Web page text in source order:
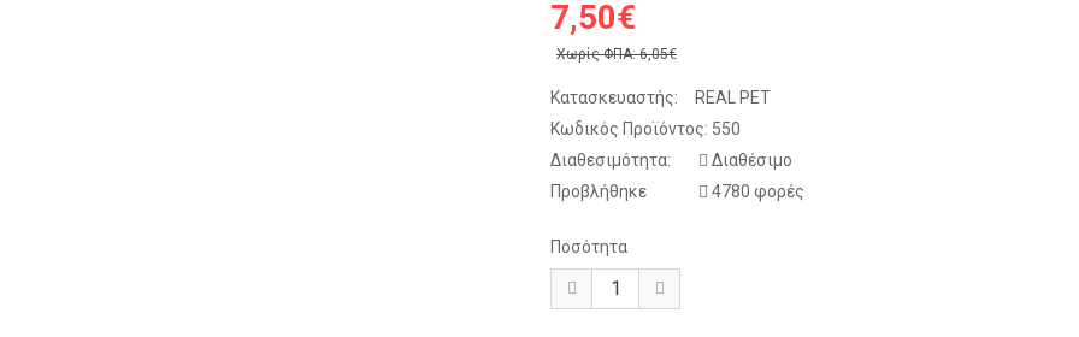
7,50€
Χωρίς ΦΠΑ: 6,05€
Κατασκευαστής:
REAL PET
Κωδικός Προϊόντος: 550
Διαθεσιμότητα:
Διαθέσιμο
Προβλήθηκε
4780 φορές
Ποσότητα